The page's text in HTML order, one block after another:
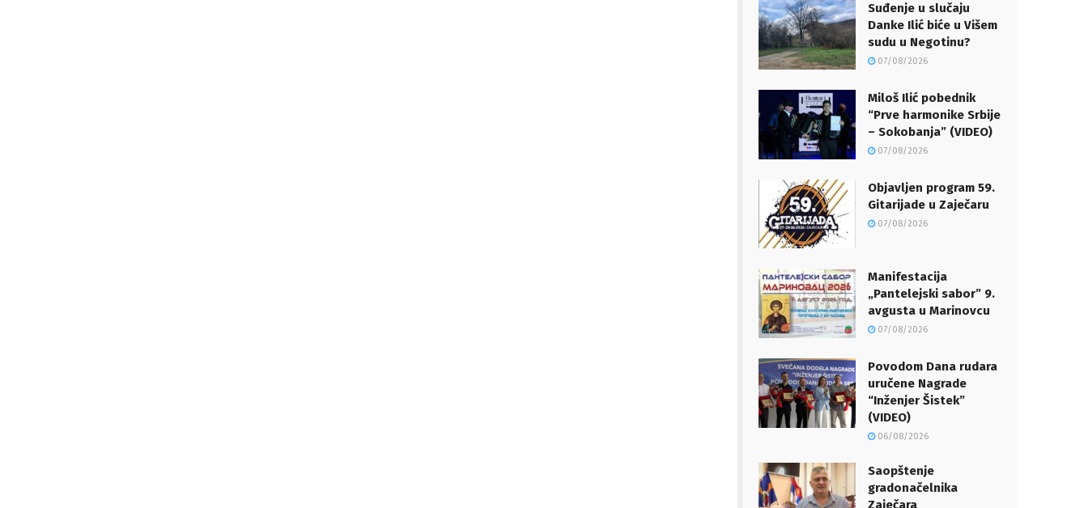
Suđenje u slučaju
Danke Ilić biće u Višem
sudu u Negotinu?
07/08/2026
Miloš Ilić pobednik
“Prve harmonike Srbije
– Sokobanja” (VIDEO)
07/08/2026
Objavljen program 59.
Gitarijade u Zaječaru
07/08/2026
Manifestacija
„Pantelejski sabor” 9.
avgusta u Marinovcu
07/08/2026
Povodom Dana rudara
uručene Nagrade
“Inženjer Šistek”
(VIDEO)
06/08/2026
Saopštenje
gradonačelnika
Zaječara